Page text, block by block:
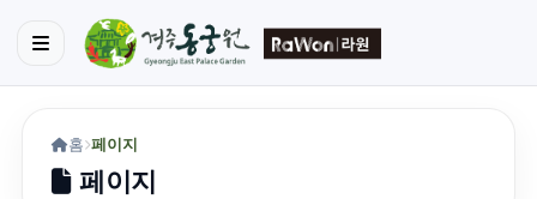
홈 페이지
페이지